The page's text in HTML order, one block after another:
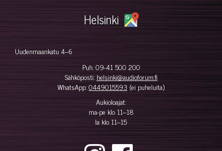
Helsinki
Uudenmaankatu 4–6
Puh:09-41 500 200
Sähköposti: helsinki@audioforum.fi
WhatsApp:0449015593 (ei puheluita)
Aukioloajat:
ma-pe klo 11–18
la klo 11–15